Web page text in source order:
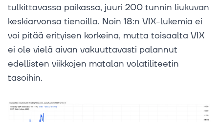
tulkittavassa paikassa, juuri 200 tunnin liukuvan
keskiarvonsa tienoilla. Noin 18:n VIX-lukemia ei
voi pitää erityisen korkeina, mutta toisaalta VIX
ei ole vielä aivan vakuuttavasti palannut
edellisten viikkojen matalan volatiliteetin
tasoihin.